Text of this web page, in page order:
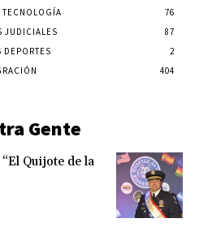
TECNOLOGÍA
76
JUDICIALES
87
DEPORTES
2
404
Gente
Quijote de la